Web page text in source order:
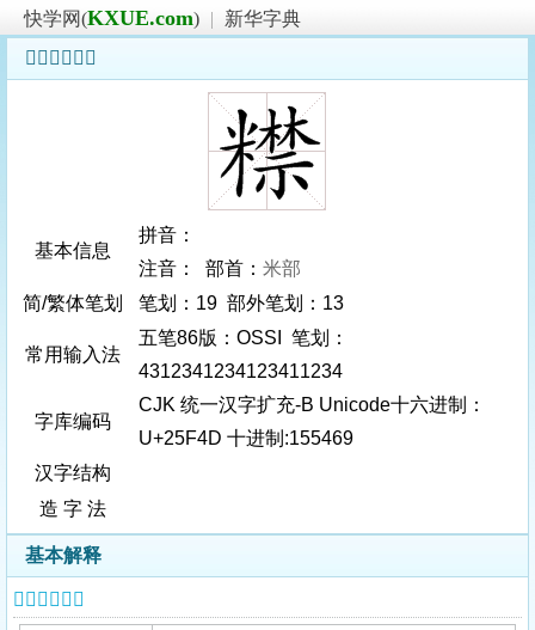
快学网(KXUE.com) |
新华字典
𥽍字基本信息
基本信息
拼音：
注音： 部首： 米部
简/繁体笔划
笔划：19 部外笔划：13
常用输入法
五笔86版：OSSI 笔划：
4312341234123411234
字库编码
CJK 统一汉字扩充-B Unicode十六进制：
U+25F4D 十进制:155469
汉字结构
造 字 法
基本解释
𥽍字基本信息